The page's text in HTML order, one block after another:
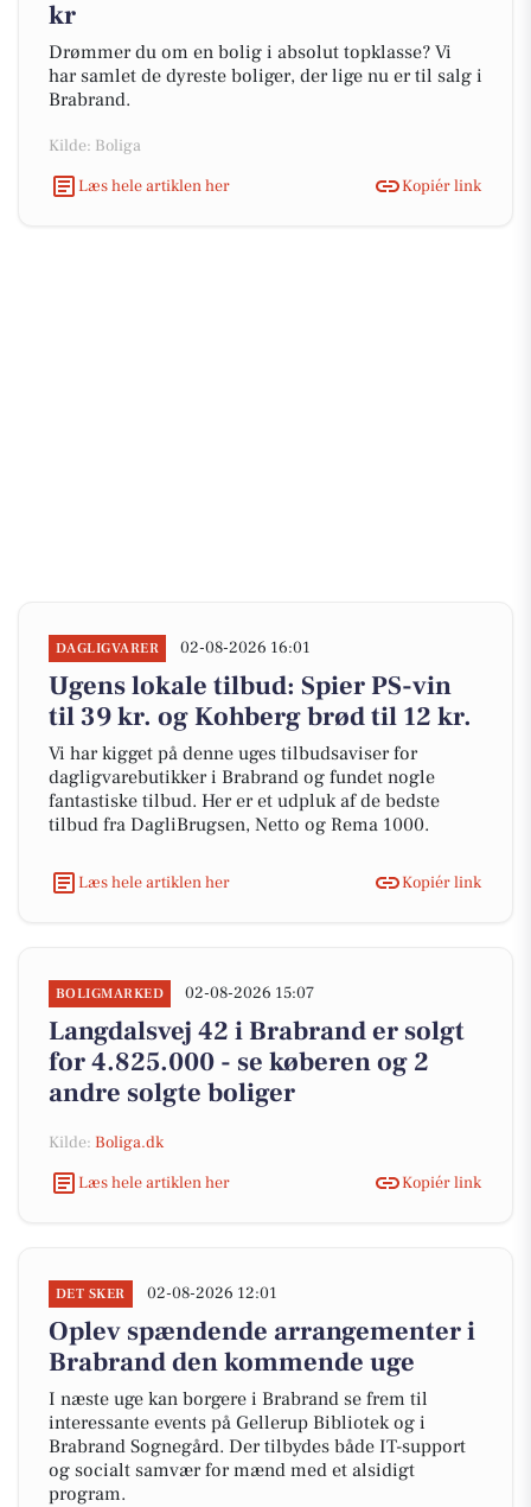
kr
Drømmer du om en bolig i absolut topklasse? Vi
har samlet de dyreste boliger, der lige nu er til salg i
Brabrand.
Kilde: Boliga
Læs hele artiklen her
Kopiér link
DAGLIGVARER 02-08-2026 16:01
Ugens lokale tilbud: Spier PS-vin
til 39 kr. og Kohberg brød til 12 kr.
Vi har kigget på denne uges tilbudsaviser for
dagligvarebutikker i Brabrand og fundet nogle
fantastiske tilbud. Her er et udpluk af de bedste
tilbud fra DagliBrugsen, Netto og Rema 1000.
Læs hele artiklen her Kopiér link
BOLIGMARKED 02-08-2026 15:07
Langdalsvej 42 i Brabrand er solgt
for 4.825.000 - se køberen og 2
andre solgte boliger
Kilde: Boliga.dk
Læs hele artiklen her
Kopiér link
DET SKER 02-08-2026 12:01
Oplev spændende arrangementer i
Brabrand den kommende uge
I næste uge kan borgere i Brabrand se frem til
interessante events på Gellerup Bibliotek og i
Brabrand Sognegård. Der tilbydes både IT-support
og socialt samvær for mænd med et alsidigt
program.